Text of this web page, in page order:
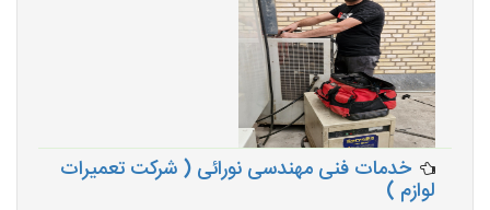
خدمات فنی مهندسی نورائی ( شرکت تعمیرات
لوازم )